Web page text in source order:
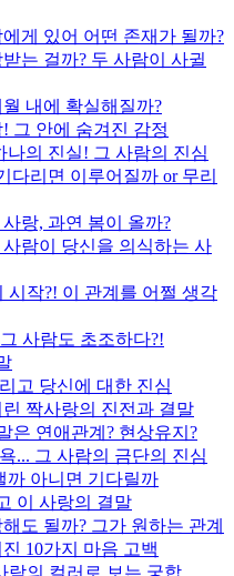
게 있어 어떤 존재가 될까?
는 걸까? 두 사람이 사귈
내에 확실해질까?
그 안에 숨겨진 감정
나의 진실! 그 사람의 진심
다리면 이루어질까 or 무리
랑, 과연 봄이 올까?
람이 당신을 의식하는 사
시작?! 이 관계를 어쩔 생각
사람도 초조하다?!
고 당신에 대한 진심
짝사랑의 진전과 결말
은 연애관계? 현상유지?
... 그 사람의 금단의 진심
까 아니면 기다릴까
이 사랑의 결말
도 될까? 그가 원하는 관계
10가지 마음 고백
람의 컬러로 보는 궁합